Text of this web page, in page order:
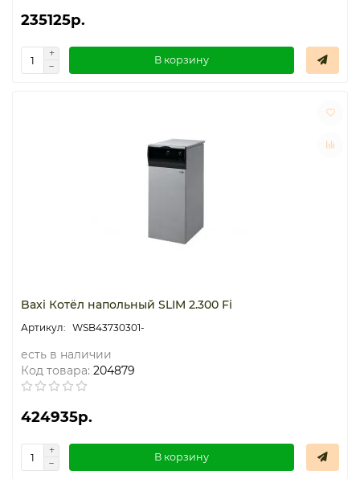
235125р.
В корзину
Baxi Котёл напольный SLIM 2.300 Fi
WSB43730301-
есть в наличии
Код товара: 204879
424935р.
В корзину